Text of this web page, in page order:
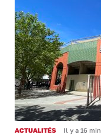
ACTUALITÉS Il y a 16 min